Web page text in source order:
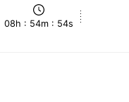
08h : 54m : 55s